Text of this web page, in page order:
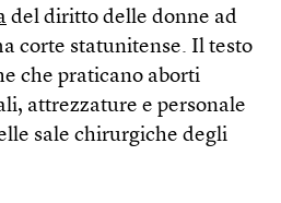
del diritto delle donne ad
corte statunitense. Il testo
che praticano aborti
attrezzature e personale
sale chirurgiche degli